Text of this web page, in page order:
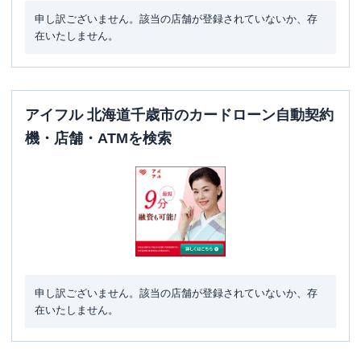
申し訳ございません。該当の店舗が登録されていないか、存
在いたしません。
アイフル 北海道千歳市のカードローン自動契約
機・店舗・ATMを検索
申し訳ございません。該当の店舗が登録されていないか、存
在いたしません。